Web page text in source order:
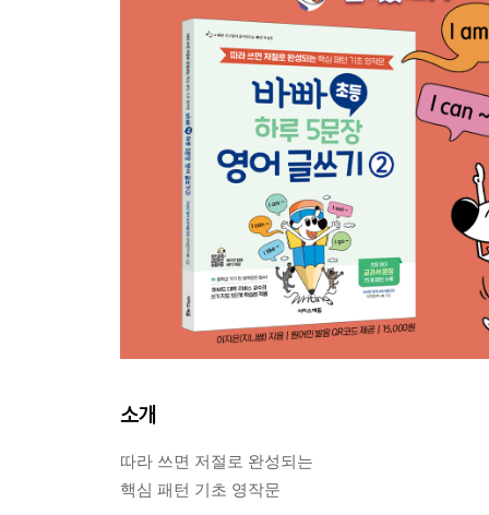
소개
따라 쓰면 저절로 완성되는
핵심 패턴 기초 영작문